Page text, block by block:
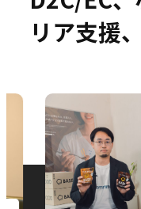
事例
お役立ち情報
リア支援